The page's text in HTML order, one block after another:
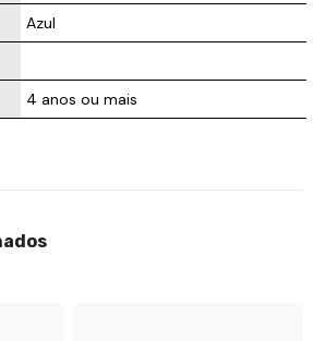
Azul
4 anos ou mais